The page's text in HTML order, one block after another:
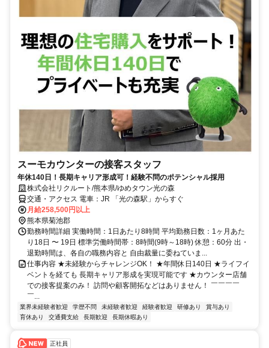
スーモカウンターの接客スタッフ
年休140日！長期キャリア形成可！経験不問のポテンシャル採用
株式会社リクルート/熊本県/ゆめタウン光の森
交通・アクセス 電車：JR 「光の森駅」からすぐ
月給258,500円以上
熊本県菊池郡
勤務時間詳細 実働時間：1日あたり8時間 平均勤務日数：1ヶ月あた
り18日 〜 19日 標準労働時間帯：8時間(9時～18時) 休憩：60分 出・
退勤時間は、各自の職務内容と 自由裁量に委ねていま...
仕事内容 ★未経験からチャレンジOK！ ★年間休日140日 ★ライフイ
ベントを経ても 長期キャリア形成を実現可能です ★カウンター店舗
での接客提案のみ！ 訪問や顧客開拓などはありません！ ￣￣￣￣
￣...
業界未経験者歓迎 学歴不問 未経験者歓迎 経験者歓迎 研修あり
賞与あり
育休あり
交通費支給 長期歓迎 長期休暇あり
正社員